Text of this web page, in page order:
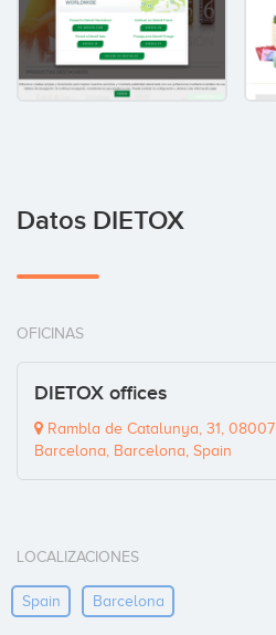
Datos DIETOX
OFICINAS
DIETOX offices
Rambla de Catalunya, 31, 08007
Barcelona, Barcelona, Spain
LOCALIZACIONES
Spain Barcelona